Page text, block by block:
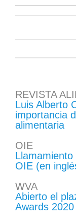
REVISTA
Luis Alberto
importancia
alimentaria
OIE
OIE (en
WVA
Abierto el
Awards 2020